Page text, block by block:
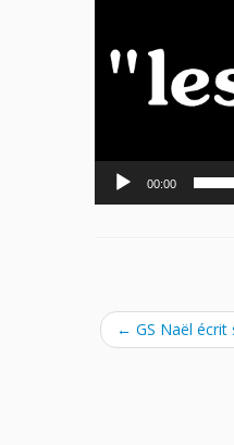
00:00
← GS Naël